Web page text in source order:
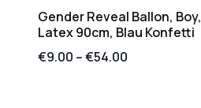
Gender Reveal Ballon, Boy,
Latex 90cm, Blau Konfetti
€9.00 –€54.00